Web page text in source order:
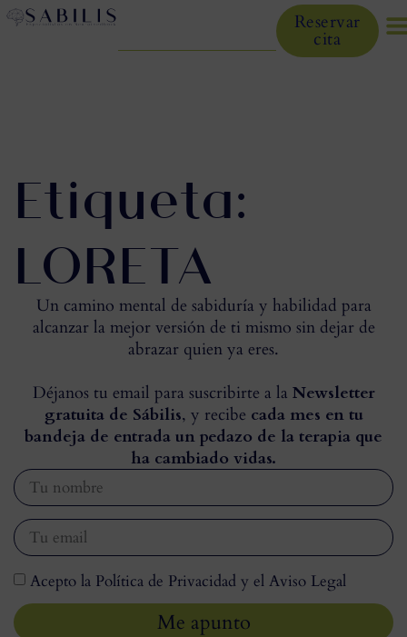
Reservar
cita
Etiqueta:
LORETA
Un camino mental de sabiduría y habilidad para
alcanzar la mejor versión de ti mismo sin dejar de
abrazar quien ya eres.
Déjanos tu email para suscribirte a la Newsletter
gratuita de Sábilis, y recibe cada mes en tu
bandeja de entrada un pedazo de la terapia que
ha cambiado vidas.
Acepto la Política de Privacidad y el Aviso Legal
Me apunto